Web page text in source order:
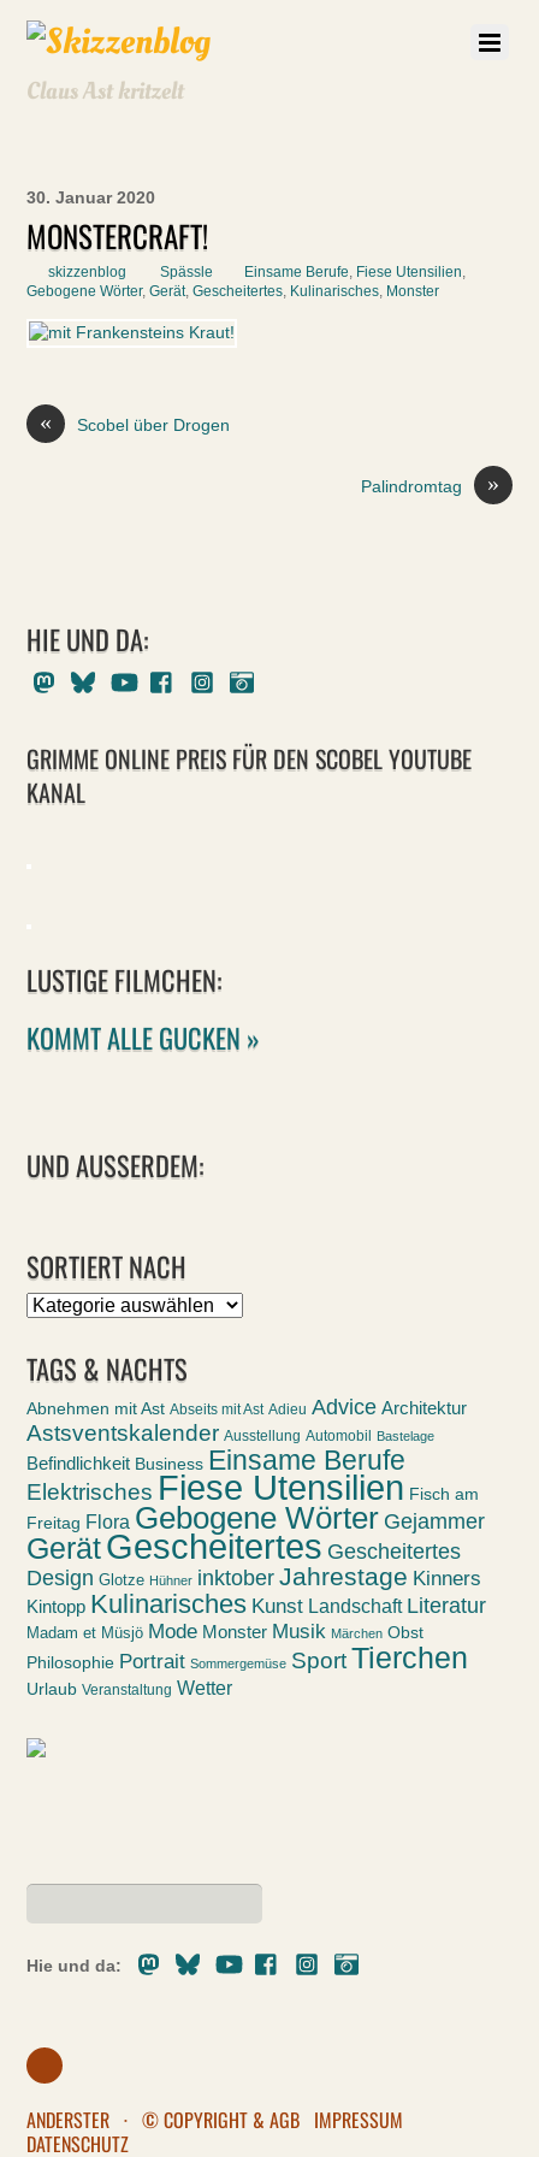
Claus Ast kritzelt
30. Januar 2020
MONSTERCRAFT!
skizzenblog Spässle Einsame Berufe, Fiese Utensilien,
Gebogene Wörter,Gerät,Gescheitertes, Kulinarisches, Monster
« Scobel über Drogen
»
Palindromtag
HIE UND DA:
MastodonBlueskyYoutubeFacebookInstagram
GRIMME ONLINE PREIS FÜR DEN SCOBEL YOUTUBE
KANAL
LUSTIGE FILMCHEN:
KOMMT ALLE GUCKEN »
UND AUSSERDEM:
SORTIERT NACH
Sortiert
TAGS & NACHTS
Abnehmen mit Ast Abseits mit Ast Adieu Advice Architektur
Astsventskalender Ausstellung Automobil Bastelage
Befindlichkeit Business Einsame Berufe
Elektrisches Fiese Utensilien Fisch am
Freitag Flora Gebogene Wörter Gejammer
GerätGescheitertes Gescheitertes
Design Glotze Hühner inktober Jahrestage Kinners
Kintopp Kulinarisches Kunst Landschaft Literatur
Madam et Müsjö Mode Monster Musik Märchen Obst
Philosophie Portrait Sommergemüse SportTierchen
Urlaub Veranstaltung Wetter
Hie und da:
MastodonBlueskyYoutubeFacebookInstagram
ANDERSTER · © COPYRIGHT & AGB IMPRESSUM
DATENSCHUTZ